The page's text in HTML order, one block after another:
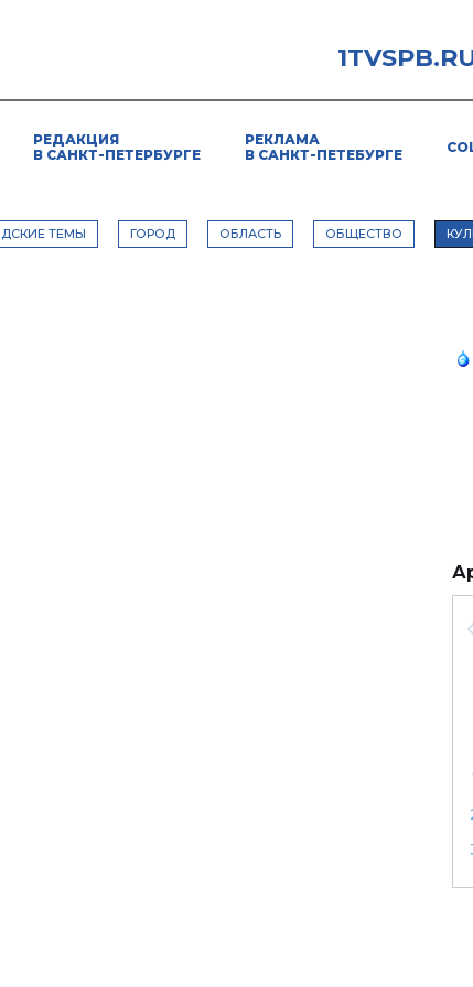
РЕДАКЦИЯ
В САНКТ-ПЕТЕРБУРГЕ
РЕКЛАМА
В САНКТ-ПЕТЕБУРГЕ
ТЕМЫ ГОРОД ОБЛАСТЬ ОБЩЕСТВО